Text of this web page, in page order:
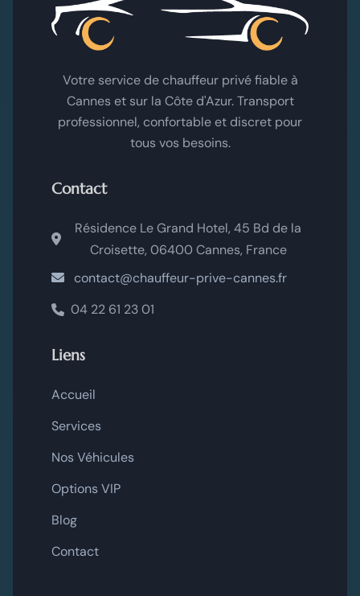
Votre service de chauffeur privé fiable à
Cannes et sur la Côte d'Azur. Transport
professionnel, confortable et discret pour
tous vos besoins.
Contact
Résidence Le Grand Hotel, 45 Bd de la
Croisette, 06400 Cannes, France
contact@chauffeur-prive-cannes.fr
04 22 61 23 01
Liens
Accueil
Services
Nos Véhicules
Options VIP
Blog
Contact